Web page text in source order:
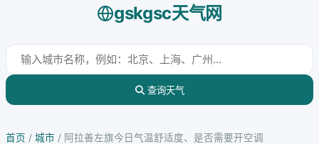
gskgsc天气网
查询天气
首页 / 城市 / 阿拉善左旗今日气温舒适度、是否需要开空调